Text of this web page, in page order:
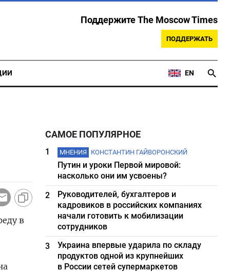
Поддержите The Moscow Times
ПОДДЕРЖАТЬ
EN
в
САМОЕ ПОПУЛЯРНОЕ
1 МНЕНИЯ КОНСТАНТИН ГАЙВОРОНСКИЙ
Путин и уроки Первой мировой:
насколько они им усвоены?
2
Руководителей, бухгалтеров и
кадровиков в российских компаниях
начали готовить к мобилизации
сотрудников
3
Украина впервые ударила по складу
продуктов одной из крупнейших
в России сетей супермаркетов